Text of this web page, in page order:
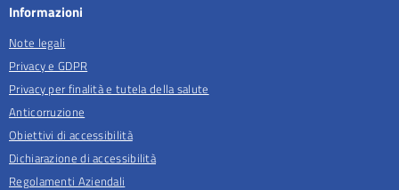
Informazioni
Note legali
Privacy e GDPR
Privacy per finalità e tutela della salute
Anticorruzione
Obiettivi di accessibilità
Dichiarazione di accessibilità
Regolamenti Aziendali